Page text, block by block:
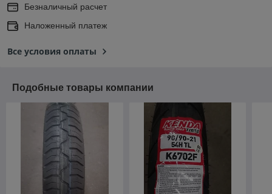
Безналичный расчет
Наложенный платеж
Все условия оплаты
Подобные товары компании